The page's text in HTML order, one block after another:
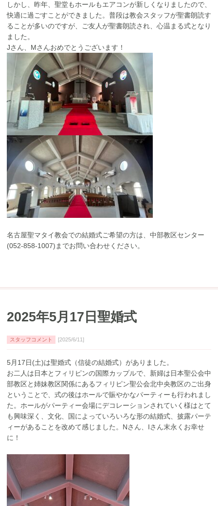
しかし、昨年、聖堂もホールもエアコンが新しくなりましたので、
快適に過ごすことができました。普段は教会スタッフが聖書朗読す
ることが多いのですが、ご友人が聖書朗読され、心温まる式となり
ました。
Jさん、Mさんおめでとうございます！
名古屋聖マタイ教会での結婚式ご希望の方は、中部教区センター
(052-858-1007)までお問い合わせください。
2025年5月17日聖婚式
スタッフコメント [2025/6/11]
5月17日(土)は聖婚式（信徒の結婚式）がありました。
お二人は日本とフィリピンの国際カップルで、新婦は日本聖公会中
部教区と姉妹教区関係にあるフィリピン聖公会北中央教区のご出身
ということで、式の後はホールで賑やかなパーティーも行われまし
た。ホールがパーティー会場にデコレーションされていく様はとて
も興味深く、文化、国によっていろいろな形の結婚式、披露パーテ
ィーがあることを改めて感じました。Nさん、Iさん末永くお幸せ
に！